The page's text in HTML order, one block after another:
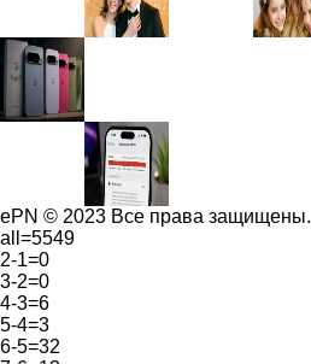
ePN © 2023 Все права защищены.
all=5549
2-1=0
3-2=0
4-3=6
5-4=3
6-5=32